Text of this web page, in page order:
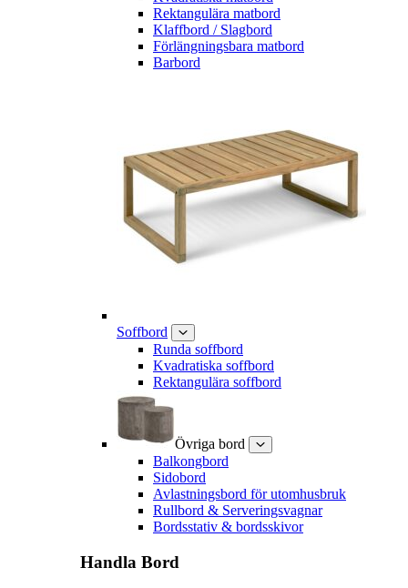
Rektangulära matbord
Klaffbord / Slagbord
Förlängningsbara matbord
Barbord
Soffbord
Runda soffbord
Kvadratiska soffbord
Rektangulära soffbord
Övriga bord
Balkongbord
Sidobord
Avlastningsbord för utomhusbruk
Rullbord & Serveringsvagnar
Bordsstativ & bordsskivor
Handla Bord